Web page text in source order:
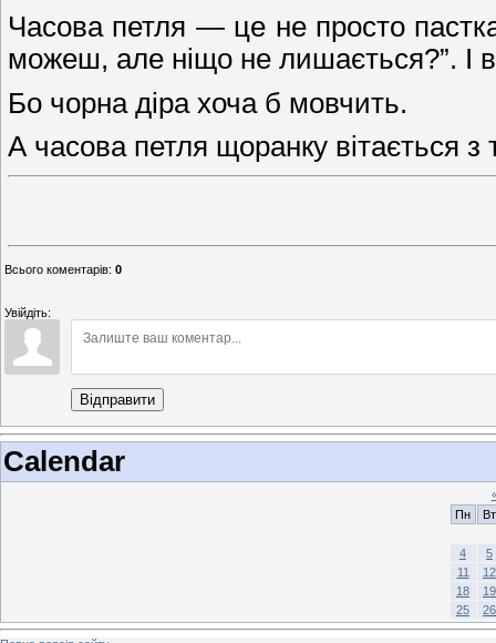
Часова петля — це не просто
можеш, але ніщо не лишається?”. І
Бо чорна діра хоча б мовчить.
А часова петля щоранку вітається
Всього коментарів: 0
Увійдіть:
Відправити
Calendar
Пн
Вт
4
5
11
12
18
19
25
26